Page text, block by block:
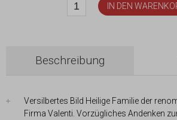
IN DEN
Beschreibung
Versilbertes Bild Heilige Familie der
Firma Valenti. Vorzügliches Andenken